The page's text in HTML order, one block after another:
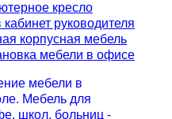
кресло
руководителя
корпусная мебель
мебели в офисе